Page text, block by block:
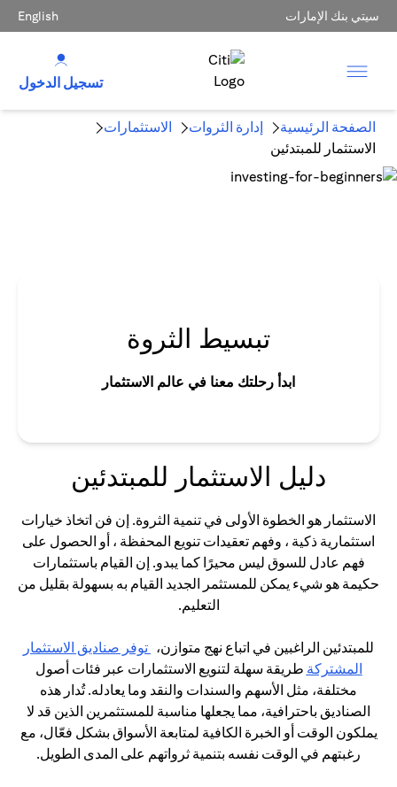
سيتي بنك الإمارات English
تسجيل الدخول
الصفحة الرئيسية إدارة الثروات
الاستثمارات
الاستثمار للمبتدئين
تبسيط الثروة
ابدأ رحلتك معنا في عالم الاستثمار
دليل الاستثمار للمبتدئين
الاستثمار هو الخطوة الأولى في تنمية الثروة. إن فن اتخاذ خيارات
استثمارية ذكية ، وفهم تعقيدات تنويع المحفظة ، أو الحصول على
فهم عادل للسوق ليس محيرًا كما يبدو. إن القيام باستثمارات
حكيمة هو شيء يمكن للمستثمر الجديد القيام به بسهولة بقليل من
التعليم.
للمبتدئين الراغبين في اتباع نهج متوازن، توفر صناديق الاستثمار
المشتركة opens in a new tab
طريقة سهلة لتنويع الاستثمارات عبر فئات أصول
مختلفة، مثل الأسهم والسندات والنقد وما يعادله. تُدار هذه
الصناديق باحترافية، مما يجعلها مناسبة للمستثمرين الذين قد لا
يملكون الوقت أو الخبرة الكافية لمتابعة الأسواق بشكل فعّال، مع
رغبتهم في الوقت نفسه بتنمية ثرواتهم على المدى الطويل.